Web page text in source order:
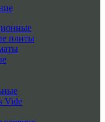
плиты
Vide